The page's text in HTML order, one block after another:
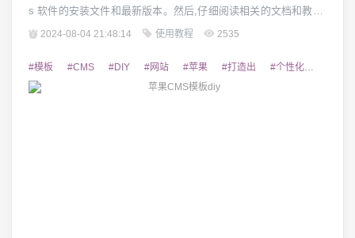
s 软件的安装文件和最新版本。然后,仔细阅读相关的文档和教程,
了解 Xiunocms 的基本结构和功能特点。此外,还需要熟悉 HTM
化模板。 2. 选择合适的模板 Xiun...
2024-08-04 21:48:14 使用教程 2535
#模板 #CMS #DIY #网站 #苹果 #打造出 #个性化